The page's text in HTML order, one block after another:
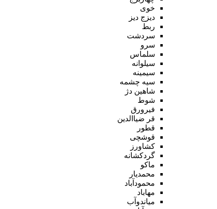
خوی
دیزج دیز
ربط
سردشت
سرو
سلماس
سیلوانه
سیمینه
سیه چشمه
شاهین دژ
شوط
فیرورق
قر ضیاالدین
قطور
قوشچی
کشاورز
گردکشانه
ماکو
محمدیار
محمودآباد
مهاباد
میاندوآب